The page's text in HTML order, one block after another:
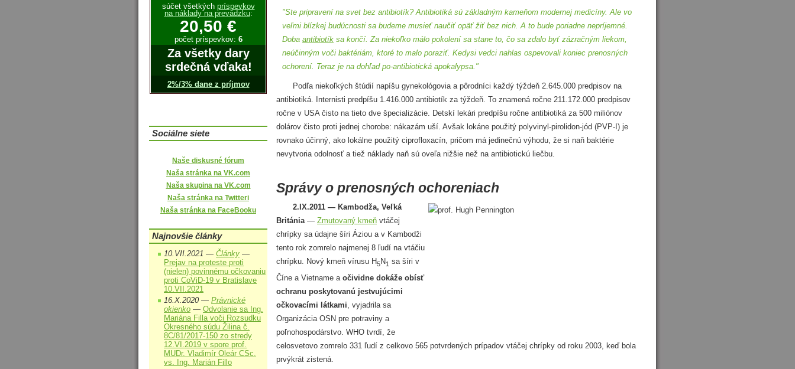
"Ste pripravení na svet bez antibiotík? Antibiotiká sú základným kameňom modernej medicíny. Ale vo
veľmi blízkej budúcnosti sa budeme musieť naučiť opäť žiť bez nich. A to bude poriadne nepríjemné.
Doba antibiotík sa končí. Za niekoľko málo pokolení sa stane to, čo sa zdalo byť zázračným liekom,
neúčinným voči baktériám, ktoré to malo poraziť. Kedysi vedci nahlas ospevovali koniec prenosných
ochorení. Teraz je na dohľad po-antibiotická apokalypsa."
Podľa niekoľkých štúdií napíšu gynekológovia a pôrodníci každý týždeň 2.645.000 predpisov na
antibiotiká. Internisti predpíšu 1.416.000 antibiotík za týždeň. To znamená ročne 211.172.000 predpisov
ročne v USA čisto na tieto dve špecializácie. Detskí lekári predpíšu ročne antibiotiká za 500 miliónov
dolárov čisto proti jednej chorobe: nákazám uší. Avšak lokáne použitý polyvinyl-pirolidon-jód (PVP-I) je
rovnako účinný, ako lokálne použitý ciprofloxacín, pričom má jedinečnú výhodu, že si naň baktérie
nevytvoria odolnosť a tiež náklady naň sú oveľa nižšie než na antibiotickú liečbu.
Správy o prenosných ochoreniach
2.IX.2011 — Kambodža, Veľká
Británia— Zmutovaný kmeň vtáčej
chrípky sa údajne šíri Áziou a v Kambodži
tento rok zomrelo najmenej 8 ľudí na vtáčiu
chrípku. Nový kmeň vírusu H5N1 sa šíri v
Číne a Vietname a očividne dokáže obísť
ochranu poskytovanú jestvujúcimi
očkovacími látkami , vyjadrila sa
Organizácia OSN pre potraviny a
poľnohospodárstvo. WHO tvrdí, že
celosvetovo zomrelo 331 ľudí z celkovo 565 potvrdených prípadov vtáčej chrípky od roku 2003, keď bola
prvýkrát zistená.
súčet všetkých príspevkov
na náklady na prevádzku:
20,50 €
počet príspevkov: 6
Za všetky dary
srdečná vďaka!
2%/3% dane z príjmov
Sociálne siete
Naše diskusné fórum
Naša stránka na VK.com
Naša skupina na VK.com
Naša stránka na Twitteri
Naša stránka na FaceBooku
Najnovšie články
10.VII.2021 — Články —
Prejav na proteste proti
(nielen) povinnému očkovaniu
proti CoViD-19 v Bratislave
10.VII.2021
16.X.2020 — Právnické
okienko — Odvolanie sa Ing.
Mariána Filla voči Rozsudku
Okresného súdu Žilina č.
8C/81/2017-150 zo stredy
12.VI.2019 v spore prof.
MUDr. Vladimír Oleár CSc.
vs. Ing. Marián Fillo